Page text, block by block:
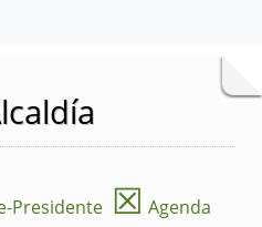
Presidente ☒ Agenda